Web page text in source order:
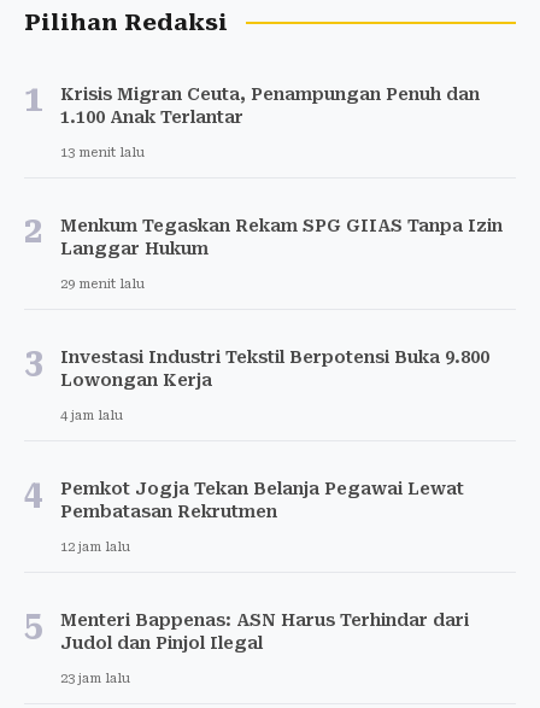
Pilihan Redaksi
1
Krisis Migran Ceuta, Penampungan Penuh dan
1.100 Anak Terlantar
13 menit lalu
2
Menkum Tegaskan Rekam SPG GIIAS Tanpa Izin
Langgar Hukum
29 menit lalu
3
Investasi Industri Tekstil Berpotensi Buka 9.800
Lowongan Kerja
4 jam lalu
4
Pemkot Jogja Tekan Belanja Pegawai Lewat
Pembatasan Rekrutmen
12 jam lalu
5
Menteri Bappenas: ASN Harus Terhindar dari
Judol dan Pinjol Ilegal
23 jam lalu